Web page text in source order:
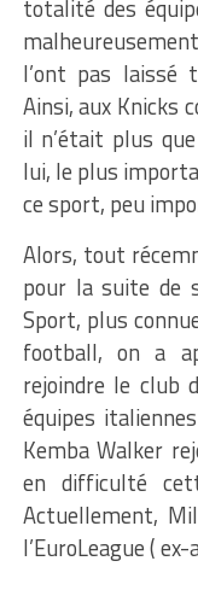
totalité des
l’ont pas laissé
Ainsi, aux Knicks
il n’était plus
lui, le plus
ce sport, peu
Alors, tout
pour la suite de
Sport, plus
football, on a
rejoindre le club
équipes
Kemba Walker
en difficulté
Actuellement,
l’EuroLeague (